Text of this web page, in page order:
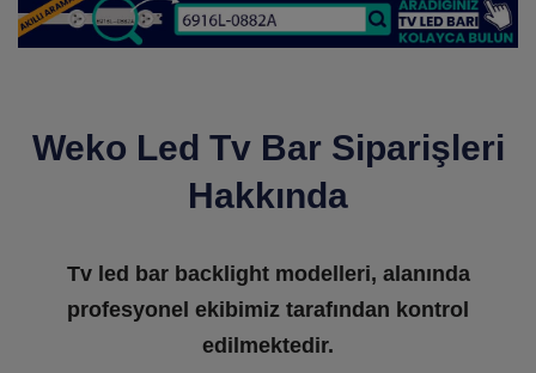
Weko Led Tv Bar Siparişleri
Hakkında
Tv led bar backlight modelleri, alanında
profesyonel ekibimiz tarafından kontrol
edilmektedir.